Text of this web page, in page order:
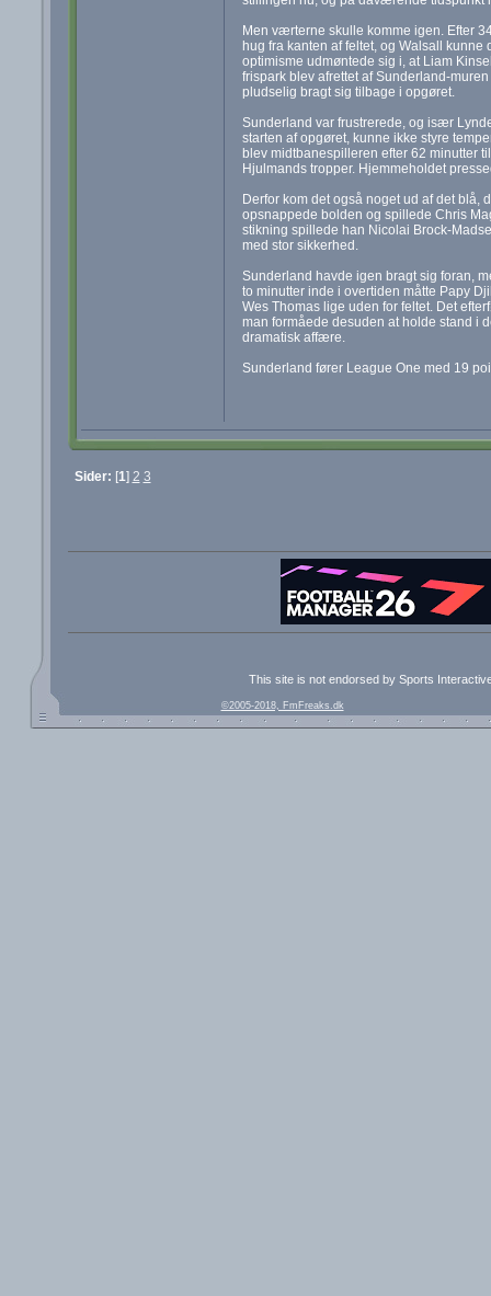
Men værterne skulle komme igen. Efter
hug fra kanten af feltet, og Walsall
optimisme udmøntede sig i, at Liam
frispark blev afrettet af Sunderland-
pludselig bragt sig tilbage i opgøret.
Sunderland var frustrerede, og især
starten af opgøret, kunne ikke styre
blev midtbanespilleren efter 62 minutter
Hjulmands tropper. Hjemmeholdet
Derfor kom det også noget ud af det
opsnappede bolden og spillede Chris
stikning spillede han Nicolai Brock-
med stor sikkerhed.
Sunderland havde igen bragt sig foran,
to minutter inde i overtiden måtte Papy
Wes Thomas lige uden for feltet. Det
man formåede desuden at holde stand i
dramatisk affære.
Sunderland fører League One med 19
Sider: [1] 2 3
This site is not endorsed by Sports
©2005-2018, FmFreaks.dk